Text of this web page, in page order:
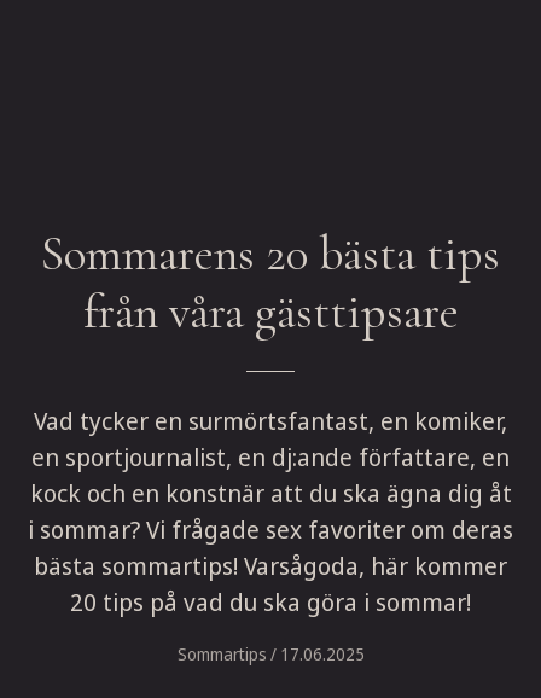
Sommarens 20 bästa tips
från våra gästtipsare
Vad tycker en surmörtsfantast, en komiker,
en sportjournalist, en dj:ande författare, en
kock och en konstnär att du ska ägna dig åt
i sommar? Vi frågade sex favoriter om deras
bästa sommartips! Varsågoda, här kommer
20 tips på vad du ska göra i sommar!
Sommartips / 17.06.2025